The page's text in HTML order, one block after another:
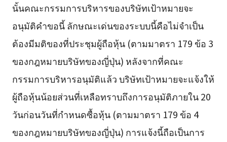
นั้นคณะกรรมการบริหารของบริษัทเป้าหมายจะ
อนุมัติคำขอนี้ ลักษณะเด่นของระบบนี้คือไม่จำเป็น
ต้องมีมติของที่ประชุมผู้ถือหุ้น (ตามมาตรา 179 ข้อ 3
ของกฎหมายบริษัทของญี่ปุ่น) หลังจากที่คณะ
กรรมการบริหารอนุมัติแล้ว บริษัทเป้าหมายจะแจ้งให้
ผู้ถือหุ้นน้อยส่วนที่เหลือทราบถึงการอนุมัติภายใน 20
วันก่อนวันที่กำหนดซื้อหุ้น (ตามมาตรา 179 ข้อ 4
ของกฎหมายบริษัทของญี่ปุ่น) การแจ้งนี้ถือเป็นการ